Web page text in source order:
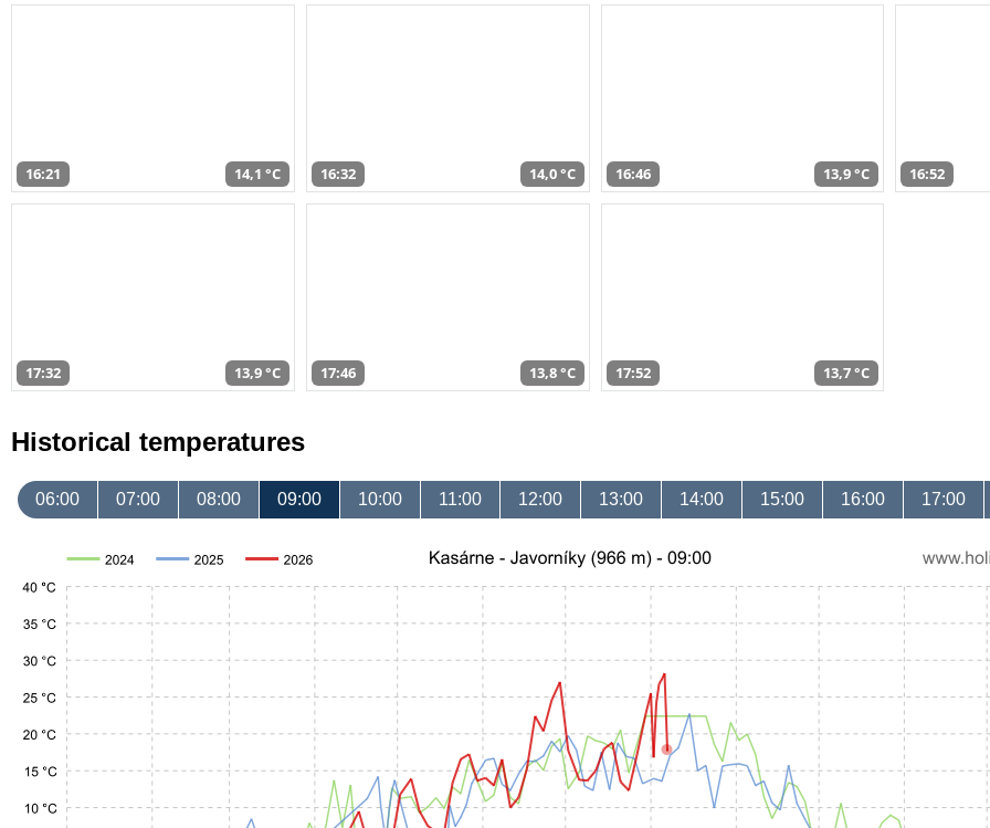
16:21 14,1 °C 16:32 14,0 °C 16:46 13,9 °C 16:52
17:32 13,9 °C 17:46 13,8 °C 17:52 13,7 °C
Historical temperatures
06:00 07:00 08:00 09:00 10:00 11:00 12:00 13:00 14:00 15:00 16:00 17:00